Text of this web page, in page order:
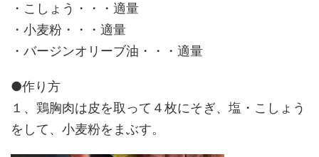
・こしょう・・・適量
・小麦粉・・・適量
・バージンオリーブ油・・・適量
●作り方
１、鶏胸肉は皮を取って４枚にそぎ、塩・こしょう
をして、小麦粉をまぶす。